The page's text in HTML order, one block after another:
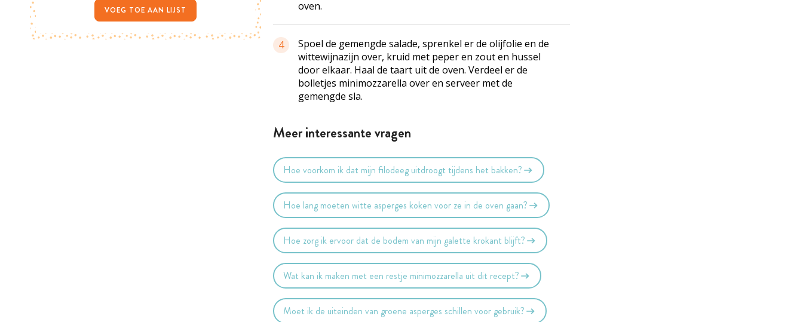
oven.
4
Spoel de gemengde salade, sprenkel er de olijfolie en de
wittewijnazijn over, kruid met peper en zout en hussel
door elkaar. Haal de taart uit de oven. Verdeel er de
bolletjes minimozzarella over en serveer met de
gemengde sla.
Meer interessante vragen
Hoe voorkom ik dat mijn filodeeg uitdroogt tijdens het bakken?
Hoe lang moeten witte asperges koken voor ze in de oven gaan?
Hoe zorg ik ervoor dat de bodem van mijn galette krokant blijft?
Wat kan ik maken met een restje minimozzarella uit dit recept?
Moet ik de uiteinden van groene asperges schillen voor gebruik?
VOEG TOE AAN LIJST